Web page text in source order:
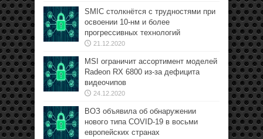
SMIC столкнётся с трудностями при
освоении 10-нм и более
прогрессивных технологий
21.12.2020
MSI ограничит ассортимент моделей
Radeon RX 6800 из-за дефицита
видеочипов
24.12.2020
ВОЗ объявила об обнаружении
нового типа COVID-19 в восьми
европейских странах